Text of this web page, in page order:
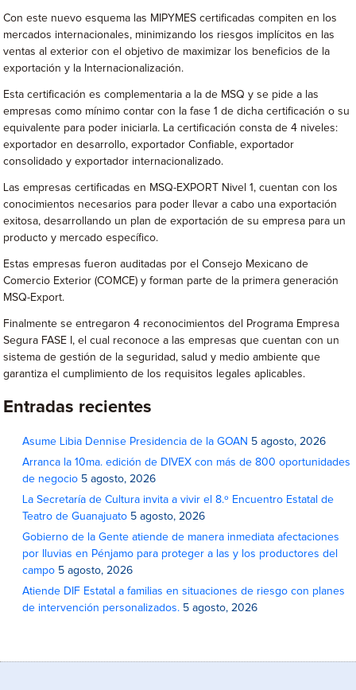
Con este nuevo esquema las MIPYMES certificadas compiten en los
mercados internacionales, minimizando los riesgos implícitos en las
ventas al exterior con el objetivo de maximizar los beneficios de la
exportación y la Internacionalización.
Esta certificación es complementaria a la de MSQ y se pide a las
empresas como mínimo contar con la fase 1 de dicha certificación o su
equivalente para poder iniciarla. La certificación consta de 4 niveles:
exportador en desarrollo, exportador Confiable, exportador
consolidado y exportador internacionalizado.
Las empresas certificadas en MSQ-EXPORT Nivel 1, cuentan con los
conocimientos necesarios para poder llevar a cabo una exportación
exitosa, desarrollando un plan de exportación de su empresa para un
producto y mercado específico.
Estas empresas fueron auditadas por el Consejo Mexicano de
Comercio Exterior (COMCE) y forman parte de la primera generación
MSQ-Export.
Finalmente se entregaron 4 reconocimientos del Programa Empresa
Segura FASE I, el cual reconoce a las empresas que cuentan con un
sistema de gestión de la seguridad, salud y medio ambiente que
garantiza el cumplimiento de los requisitos legales aplicables.
Entradas recientes
Asume Libia Dennise Presidencia de la GOAN 5 agosto, 2026
Arranca la 10ma. edición de DIVEX con más de 800 oportunidades
de negocio 5 agosto, 2026
La Secretaría de Cultura invita a vivir el 8.º Encuentro Estatal de
Teatro de Guanajuato 5 agosto, 2026
Gobierno de la Gente atiende de manera inmediata afectaciones
por lluvias en Pénjamo para proteger a las y los productores del
campo 5 agosto, 2026
Atiende DIF Estatal a familias en situaciones de riesgo con planes
de intervención personalizados. 5 agosto, 2026